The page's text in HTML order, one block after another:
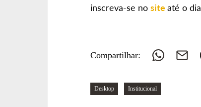
inscreva-se no site até o dia
Compartilhar: Whatsapp
E-
Navegue
pelas
Desktop Institucional